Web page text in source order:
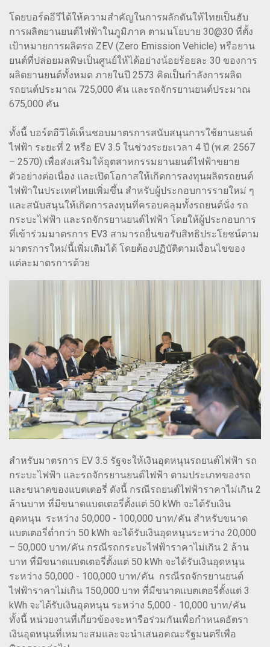
โดยบอร์ดอีวีได้ให้ความสำคัญในการผลักดันให้ไทยเป็นฮับ
การผลิตยานยนต์ไฟฟ้าในภูมิภาค ตามนโยบาย 30@30 ที่ตั้ง
เป้าหมายการผลิตรถ ZEV (Zero Emission Vehicle) หรือยาน
ยนต์ที่ปล่อยมลพิษเป็นศูนย์ให้ได้อย่างน้อยร้อยละ 30 ของการ
ผลิตยานยนต์ทั้งหมด ภายในปี 2573 คิดเป็นกำลังการผลิต
รถยนต์ประมาณ 725,000 คัน และรถจักรยานยนต์ประมาณ
675,000 คัน
ทั้งนี้ บอร์ดอีวีได้เห็นชอบมาตรการสนับสนุนการใช้ยานยนต์
ไฟฟ้า ระยะที่ 2 หรือ EV 3.5 ในช่วงระยะเวลา 4 ปี (พ.ศ. 2567
– 2570) เพื่อส่งเสริมให้อุตสาหกรรมยานยนต์ไฟฟ้าขยาย
ตัวอย่างต่อเนื่อง และเปิดโอกาสให้เกิดการลงทุนผลิตรถยนต์
ไฟฟ้าในประเทศไทยเพิ่มขึ้น สำหรับผู้ประกอบการรายใหม่ ๆ
และสนับสนุนให้เกิดการลงทุนที่ครอบคลุมทั้งรถยนต์นั่ง รถ
กระบะไฟฟ้า และรถจักรยานยนต์ไฟฟ้า โดยให้ผู้ประกอบการ
ที่เข้าร่วมมาตรการ EV3 สามารถยื่นขอรับสิทธิประโยชน์ตาม
มาตรการใหม่นี้เพิ่มเติมได้ โดยต้องปฏิบัติตามเงื่อนไขของ
แต่ละมาตรการด้วย
สำหรับมาตรการ EV 3.5 รัฐจะให้เงินอุดหนุนรถยนต์ไฟฟ้า รถ
กระบะไฟฟ้า และรถจักรยานยนต์ไฟฟ้า ตามประเภทของรถ
และขนาดของแบตเตอรี่ ดังนี้ กรณีรถยนต์ไฟฟ้าราคาไม่เกิน 2
ล้านบาท ที่มีขนาดแบตเตอรี่ตั้งแต่ 50 kWh จะได้รับเงิน
อุดหนุน ระหว่าง 50,000 - 100,000 บาท/คัน สำหรับขนาด
แบตเตอรี่ต่ำกว่า 50 kWh จะได้รับเงินอุดหนุนระหว่าง 20,000
– 50,000 บาท/คัน กรณีรถกระบะไฟฟ้าราคาไม่เกิน 2 ล้าน
บาท ที่มีขนาดแบตเตอรี่ตั้งแต่ 50 kWh จะได้รับเงินอุดหนุน
ระหว่าง 50,000 - 100,000 บาท/คัน กรณีรถจักรยานยนต์
ไฟฟ้าราคาไม่เกิน 150,000 บาท ที่มีขนาดแบตเตอรี่ตั้งแต่ 3
kWh จะได้รับเงินอุดหนุน ระหว่าง 5,000 - 10,000 บาท/คัน
ทั้งนี้ หน่วยงานที่เกี่ยวข้องจะหารือร่วมกันเพื่อกำหนดอัตรา
เงินอุดหนุนที่เหมาะสมและจะนำเสนอคณะรัฐมนตรีเพื่อ